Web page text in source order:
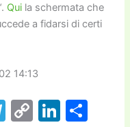
Quila schermata che
a fidarsi di certi
14:13
T C Li C